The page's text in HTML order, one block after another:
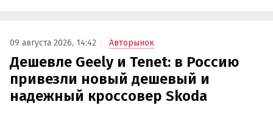
09 августа 2026, 14:42 Авторынок
Дешевле Geely и Tenet: в Россию
привезли новый дешевый и
надежный кроссовер Skoda